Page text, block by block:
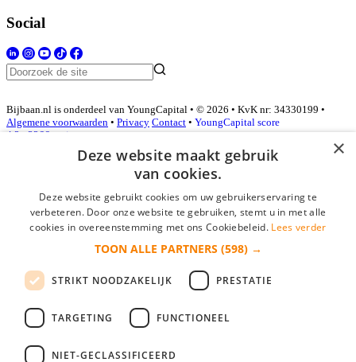
Social
Bijbaan.nl is onderdeel van YoungCapital • © 2026 • KvK nr: 34330199 •
Algemene voorwaarden • Privacy Contact • YoungCapital score
4.3 - 3366 reviews
Inloggen als bedrijf
*
login gegevens onthouden
login
Bedrijf aanmelden
×
Deze website maakt gebruik
van cookies.
Deze website gebruikt cookies om uw gebruikerservaring te
verbeteren. Door onze website te gebruiken, stemt u in met alle
cookies in overeenstemming met ons Cookiebeleid. Lees verder
TOON ALLE PARTNERS (598) →
STRIKT NOODZAKELIJK PRESTATIE
TARGETING FUNCTIONEEL
NIET-GECLASSIFICEERD